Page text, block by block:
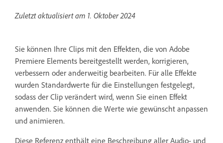
Zuletzt aktualisiert am 1. Oktober 2024
Sie können Ihre Clips mit den Effekten, die von Adobe
Premiere Elements bereitgestellt werden, korrigieren,
verbessern oder anderweitig bearbeiten. Für alle Effekte
wurden Standardwerte für die Einstellungen festgelegt,
sodass der Clip verändert wird, wenn Sie einen Effekt
anwenden. Sie können die Werte wie gewünscht anpassen
und animieren.
Diese Referenz enthält eine Beschreibung aller Audio- und